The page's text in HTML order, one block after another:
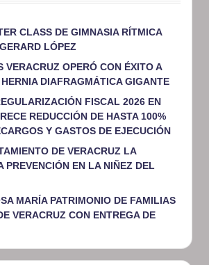
CLASS DE GIMNASIA RÍTMICA
LÓPEZ
VERACRUZ OPERÓ CON ÉXITO A
DIAFRAGMÁTICA GIGANTE
FISCAL 2026 EN
REDUCCIÓN DE HASTA 100%
Y GASTOS DE EJECUCIÓN
DE VERACRUZ LA
PREVENCIÓN EN LA NIÑEZ DEL
MARÍA PATRIMONIO DE FAMILIAS
VERACRUZ CON ENTREGA DE